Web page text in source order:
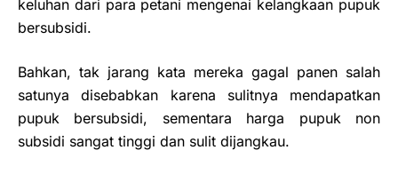
keluhan dari para petani mengenai kelangkaan pupuk
bersubsidi.
Bahkan, tak jarang kata mereka gagal panen salah
satunya disebabkan karena sulitnya mendapatkan
pupuk bersubsidi, sementara harga pupuk non
subsidi sangat tinggi dan sulit dijangkau.